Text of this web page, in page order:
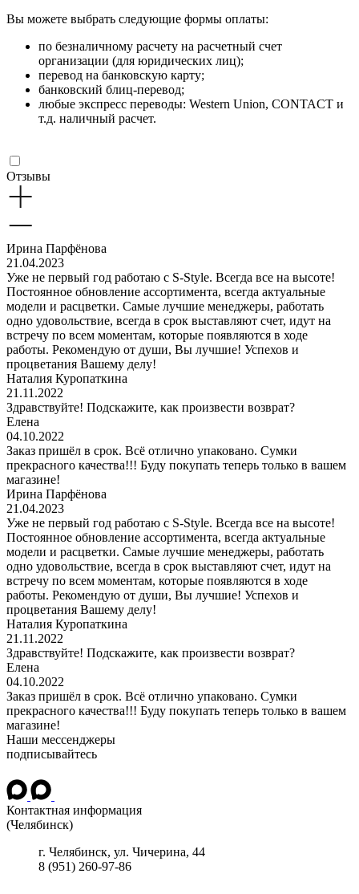
Вы можете выбрать следующие формы оплаты:
по безналичному расчету на расчетный счет
организации (для юридических лиц);
перевод на банковскую карту;
банковский блиц-перевод;
любые экспресс переводы: Western Union, CONTACT и
т.д. наличный расчет.
Отзывы
Ирина Парфёнова
21.04.2023
Уже не первый год работаю с S-Style. Всегда все на высоте!
Постоянное обновление ассортимента, всегда актуальные
модели и расцветки. Самые лучшие менеджеры, работать
одно удовольствие, всегда в срок выставляют счет, идут на
встречу по всем моментам, которые появляются в ходе
работы. Рекомендую от души, Вы лучшие! Успехов и
процветания Вашему делу!
Наталия Куропаткина
21.11.2022
Здравствуйте! Подскажите, как произвести возврат?
Елена
04.10.2022
Заказ пришёл в срок. Всё отлично упаковано. Сумки
прекрасного качества!!! Буду покупать теперь только в вашем
магазине!
Ирина Парфёнова
21.04.2023
Уже не первый год работаю с S-Style. Всегда все на высоте!
Постоянное обновление ассортимента, всегда актуальные
модели и расцветки. Самые лучшие менеджеры, работать
одно удовольствие, всегда в срок выставляют счет, идут на
встречу по всем моментам, которые появляются в ходе
работы. Рекомендую от души, Вы лучшие! Успехов и
процветания Вашему делу!
Наталия Куропаткина
21.11.2022
Здравствуйте! Подскажите, как произвести возврат?
Елена
04.10.2022
Заказ пришёл в срок. Всё отлично упаковано. Сумки
прекрасного качества!!! Буду покупать теперь только в вашем
магазине!
Наши мессенджеры
подписывайтесь
Контактная информация
(Челябинск)
г. Челябинск, ул. Чичерина, 44
8 (951) 260-97-86